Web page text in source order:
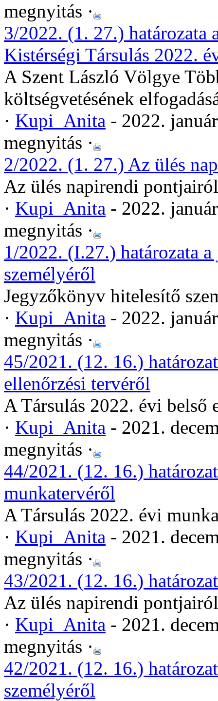
megnyitás ·
3/2022. (1. 27.) határozata
Kistérségi Társulás 2022.
A Szent László Völgye
költségvetésének
· Kupi_Anita - 2022.
megnyitás ·
2/2022. (1. 27.) Az ülés
Az ülés napirendi pontjairól
· Kupi_Anita - 2022.
megnyitás ·
1/2022. (I.27.) határozata
személyéről
Jegyzőkönyv hitelesítő
· Kupi_Anita - 2022.
megnyitás ·
45/2021. (12. 16.)
ellenőrzési tervéről
A Társulás 2022. évi belső
· Kupi_Anita - 2021.
megnyitás ·
44/2021. (12. 16.)
munkatervéről
A Társulás 2022. évi
· Kupi_Anita - 2021.
megnyitás ·
43/2021. (12. 16.)
Az ülés napirendi pontjairól
· Kupi_Anita - 2021.
megnyitás ·
42/2021. (12. 16.)
személyéről